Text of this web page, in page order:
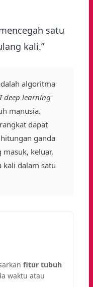
satu
kali.”
algoritma
deep learning
manusia.
dapat
ganda
keluar,
kali dalam satu
fitur tubuh
waktu atau